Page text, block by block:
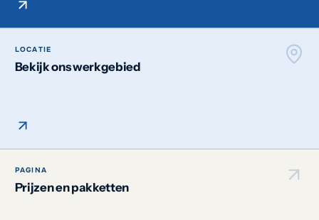
LOCATIE
Bekijk ons werkgebied
PAGINA
Prijzen en pakketten